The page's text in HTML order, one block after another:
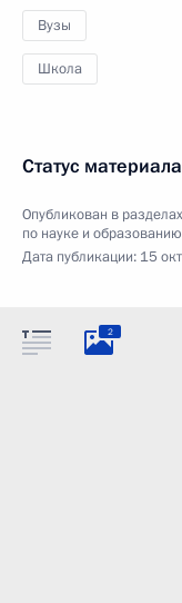
Вузы
Школа
Статус материала
Опубликован в
по науке и образованию
Дата публикации: 15
2